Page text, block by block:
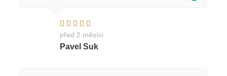
před 2 měsíci
Pavel Suk